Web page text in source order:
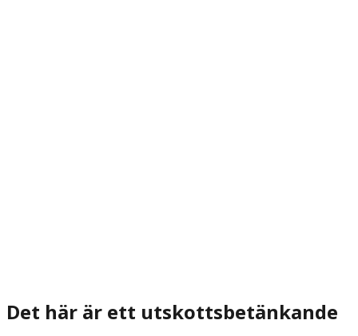
Det här är ett utskottsbetänkande